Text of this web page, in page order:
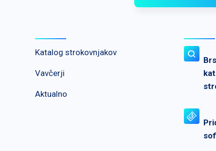
Katalog strokovnjakov
Vavčerji
Aktualno